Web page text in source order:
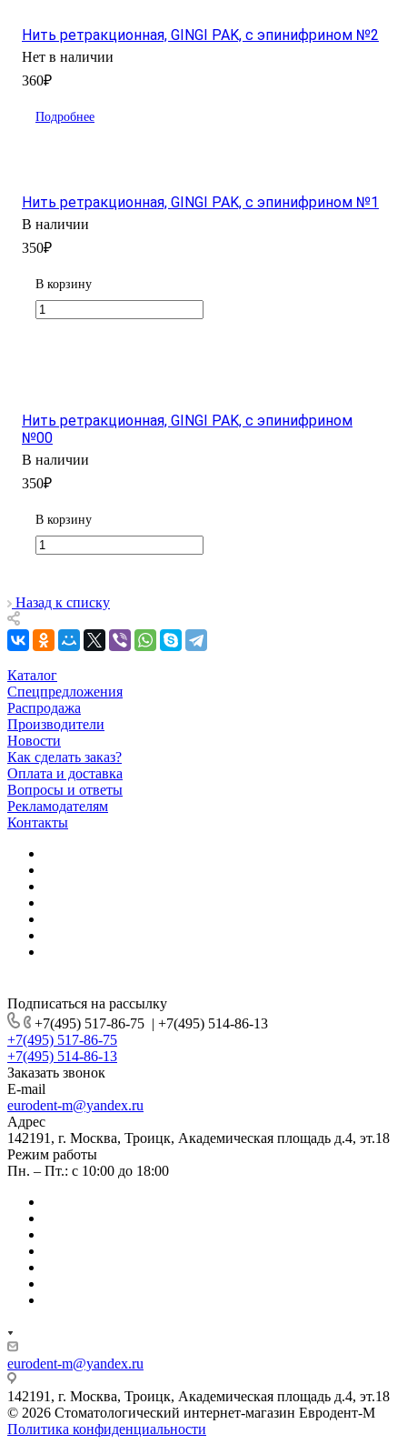
Нить ретракционная, GINGI PAK, с эпинифрином №2
Нет в наличии
360₽
Подробнее
Нить ретракционная, GINGI PAK, с эпинифрином №1
В наличии
350₽
В корзину
Нить ретракционная, GINGI PAK, с эпинифрином
№00
В наличии
350₽
В корзину
Назад к списку
Каталог
Спецпредложения
Распродажа
Производители
Новости
Как сделать заказ?
Оплата и доставка
Вопросы и ответы
Рекламодателям
Контакты
Подписаться на рассылку
+7(495) 517-86-75 | +7(495) 514-86-13
+7(495) 517-86-75
+7(495) 514-86-13
Заказать звонок
E-mail
eurodent-m@yandex.ru
Адрес
142191, г. Москва, Троицк, Академическая площадь д.4, эт.18
Режим работы
Пн. – Пт.: с 10:00 до 18:00
eurodent-m@yandex.ru
142191, г. Москва, Троицк, Академическая площадь д.4, эт.18
© 2026 Стоматологический интернет-магазин Евродент-М
Политика конфиденциальности